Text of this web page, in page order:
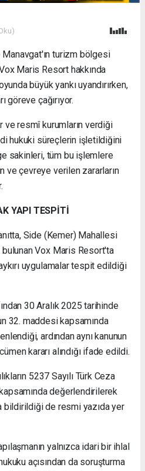
Manavgat'ın turizm bölgesi
Maris Resort hakkında
büyük yankı uyandırırken,
göreve çağırıyor.
ve resmî kurumların verdiği
hukuki süreçlerin işletildiğini
sakinleri, tüm bu işlemlere
ve çevreye verilen zararların
YAPI TESPİTİ
Side (Kemer) Mahallesi
Vox Maris Resort'ta
uygulamalar tespit edildiği
30 Aralık 2025 tarihinde
32. maddesi kapsamında
ardından aynı kanunun
kararı alındığı ifade edildi.
5237 Sayılı Türk Ceza
değerlendirilerek
bildirildiği de resmi yazıda yer
yalnızca idari bir ihlal
açısından da soruşturma